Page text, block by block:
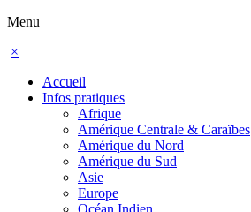
Menu
×
Accueil
Infos pratiques
Afrique
Amérique Centrale & Caraïbes
Amérique du Nord
Amérique du Sud
Asie
Europe
Océan Indien